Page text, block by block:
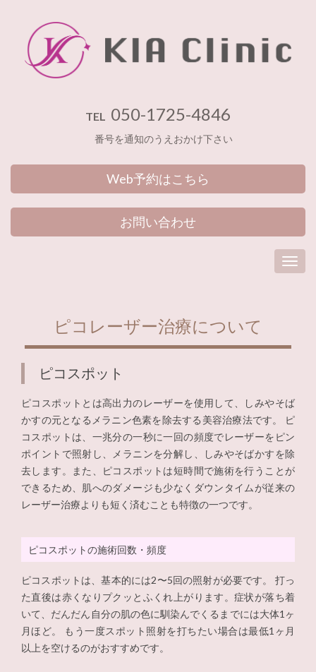
TEL 050-1725-4846
番号を通知のうえおかけ下さい
Web予約はこちら
お問い合わせ
ピコレーザー治療について
ピコスポット
ピコスポットとは高出力のレーザーを使用して、しみやそば
かすの元となるメラニン色素を除去する美容治療法です。 ピ
コスポットは、一兆分の一秒に一回の頻度でレーザーをピン
ポイントで照射し、メラニンを分解し、しみやそばかすを除
去します。また、ピコスポットは短時間で施術を行うことが
できるため、肌へのダメージも少なくダウンタイムが従来の
レーザー治療よりも短く済むことも特徴の一つです。
ピコスポットの施術回数・頻度
ピコスポットは、基本的には2〜5回の照射が必要です。 打っ
た直後は赤くなりプクッとふくれ上がります。症状が落ち着
いて、だんだん自分の肌の色に馴染んでくるまでには大体1ヶ
月ほど。 もう一度スポット照射を打ちたい場合は最低1ヶ月
以上を空けるのがおすすめです。